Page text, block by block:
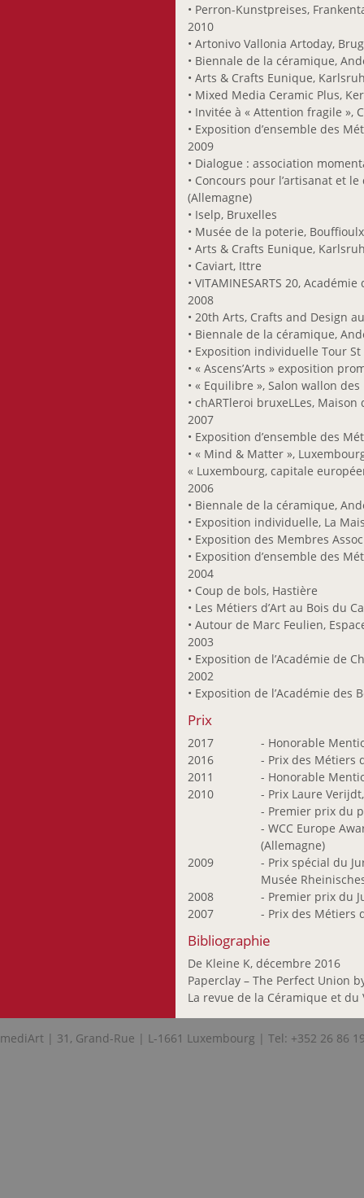
• Perron-Kunstpreises,
2010
• Artonivo Vallonia Artoday,
• Biennale de la céramique,
• Arts & Crafts Eunique,
• Mixed Media Ceramic Plus,
• Invitée à « Attention fragile »,
• Exposition d’ensemble des
2009
• Dialogue : association
• Concours pour l’artisanat et
(Allemagne)
• Iselp, Bruxelles
• Musée de la poterie,
• Arts & Crafts Eunique,
• Caviart, Ittre
• VITAMINESARTS 20,
2008
• 20th Arts, Crafts and Design
• Biennale de la céramique,
• Exposition individuelle Tour
• « Ascens’Arts » exposition
• « Equilibre », Salon wallon
• chARTleroi bruxeLLes,
2007
• Exposition d’ensemble des
• « Mind & Matter »,
« Luxembourg, capitale
2006
• Biennale de la céramique,
• Exposition individuelle, La
• Exposition des Membres
• Exposition d’ensemble des
2004
• Coup de bols, Hastière
• Les Métiers d’Art au Bois du
• Autour de Marc Feulien,
2003
• Exposition de l’Académie de
2002
• Exposition de l’Académie des
Prix
2017
- Honorable
2016
- Prix des Métiers
2011
- Honorable
2010
- Prix Laure
- Premier prix du
- WCC Europe
(Allemagne)
2009
- Prix spécial du
Musée
2008
- Premier prix du
2007
- Prix des Métiers
Bibliographie
De Kleine K, décembre 2016
Paperclay – The Perfect Union
La revue de la Céramique et du
mediArt | 31, Grand-Rue | L-1661 Luxembourg | Tel: +352 26 86